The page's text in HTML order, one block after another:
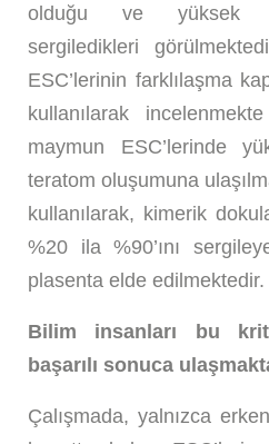
olduğu ve yüksek
sergiledikleri
ESC’lerinin farklılaşma
kullanılarak
maymun ESC’lerinde
teratom oluşumuna
kullanılarak, kimerik
%20 ila %90’ını
plasenta elde edilmektedir.
Bilim insanları bu
başarılı sonuca
Çalışmada, yalnızca